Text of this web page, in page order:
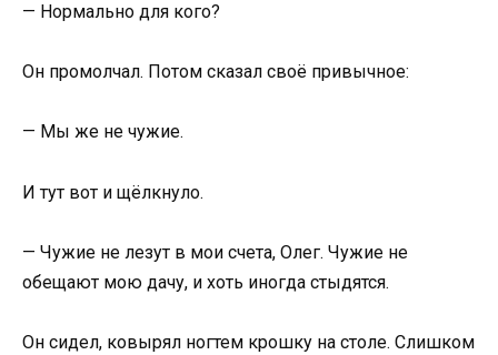
— Нормально для кого?
Он промолчал. Потом сказал своё привычное:
— Мы же не чужие.
И тут вот и щёлкнуло.
— Чужие не лезут в мои счета, Олег. Чужие не
обещают мою дачу, и хоть иногда стыдятся.
Он сидел, ковырял ногтем крошку на столе. Слишком